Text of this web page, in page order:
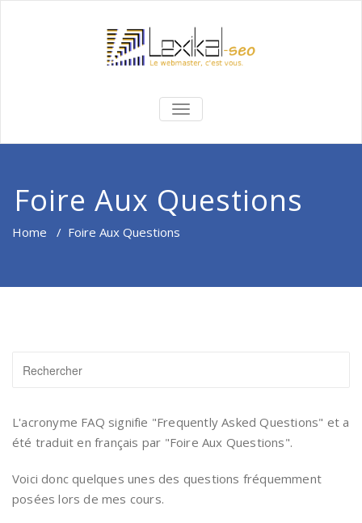
BASCULER
LA
Foire Aux Questions
Home / Foire Aux Questions
L'acronyme FAQ signifie "Frequently Asked Questions" et a
été traduit en français par "Foire Aux Questions".
Voici donc quelques unes des questions fréquemment
posées lors de mes cours.